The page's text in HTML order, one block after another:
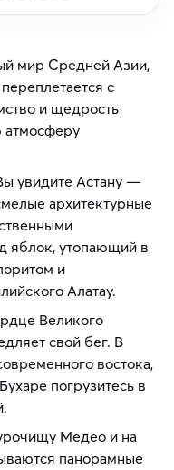
мир Средней Азии,
с
и щедрость
атмосферу
увидите Астану —
архитектурные
яблок, утопающий в
и
Алатау.
Великого
свой бег. В
востока,
погрузитесь в
Медео и на
панорамные